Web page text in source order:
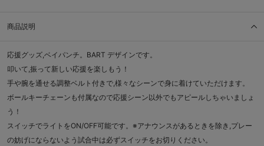
商品説明
応援グッズ,ベイパンチ。BART デザインです。
叩いて,振って新しい応援を楽しもう！
手や腕を通せる調整ベルト付きで,様々なシーンで身に着けていただけます。
ボールキーチェーンも付属なので応援シーン以外でもアピールしちゃいましょ
う！
スイッチでライトをON/OFF可能です。※アナウンスがあるときを除き,プレー
の妨げにならないよう試合中は必ずスイッチをお切りください。